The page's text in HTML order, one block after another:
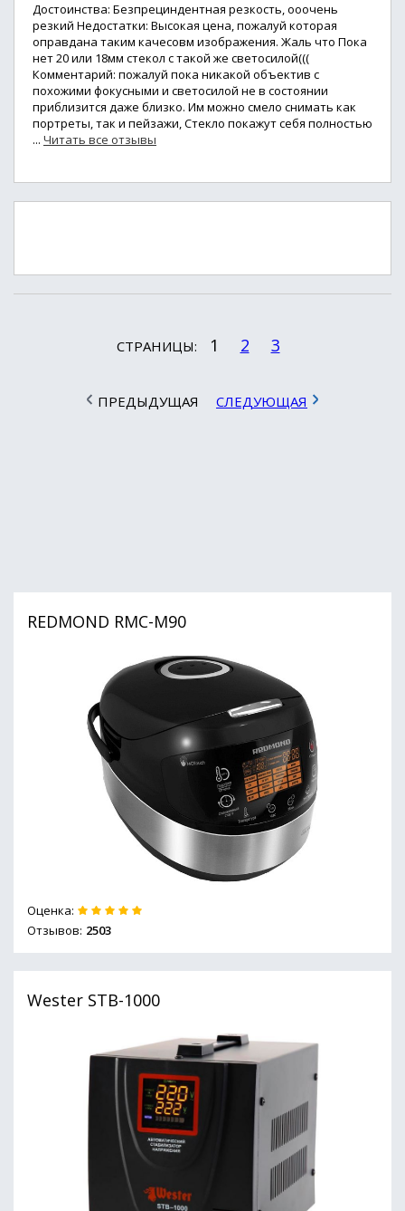
Достоинства: Безпрециндентная резкость, ооочень
резкий Недостатки: Высокая цена, пожалуй которая
оправдана таким качесовм изображения. Жаль что Пока
нет 20 или 18мм стекол с такой же светосилой(((
Комментарий: пожалуй пока никакой объектив с
похожими фокусными и светосилой не в состоянии
приблизится даже близко. Им можно смело снимать как
портреты, так и пейзажи, Стекло покажут себя полностью
... Читать все отзывы
СТРАНИЦЫ: 1 2 3
ПРЕДЫДУЩАЯ СЛЕДУЮЩАЯ
REDMOND RMC-M90
Оценка:
Отзывов: 2503
Wester STB-1000